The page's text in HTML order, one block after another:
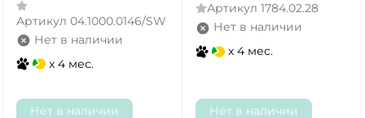
Артикул 04.1000.0146/SW
Нет в наличии
x 4 мес.
Нет в наличии
Артикул 1784.02.28
Нет в наличии
x 4 мес.
Нет в наличии